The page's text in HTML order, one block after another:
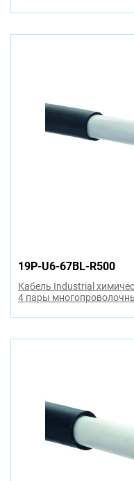
19P-U6-67BL-R500
Кабель Industrial
4 пары